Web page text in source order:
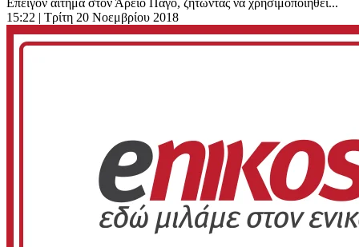
Επείγον αίτημα στον Άρειο Πάγο, ζητώντας να χρησιμοποιηθεί...
15:22 | Τρίτη 20 Νοεμβρίου 2018